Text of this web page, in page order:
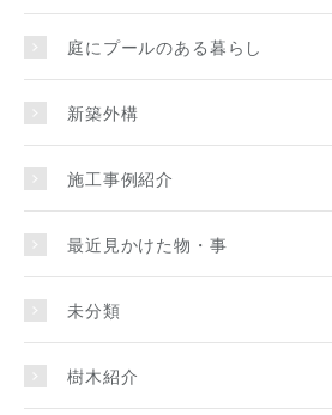
庭にプールのある暮らし
新築外構
施工事例紹介
最近見かけた物・事
未分類
樹木紹介